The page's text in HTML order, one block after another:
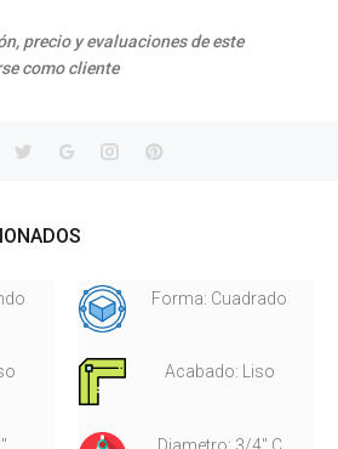
precio y evaluaciones de este
como cliente
Forma: Cuadrado
Acabado: Liso